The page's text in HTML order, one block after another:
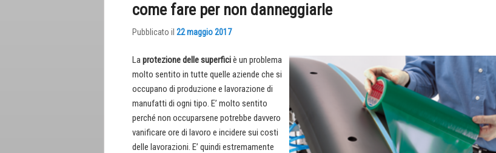
come fare per non danneggiarle
Pubblicato il 22 maggio 2017
La protezione delle superficiè un problema
molto sentito in tutte quelle aziende che si
occupano di produzione e lavorazione di
manufatti di ogni tipo. E’ molto sentito
perché non occuparsene potrebbe davvero
vanificare ore di lavoro e incidere sui costi
delle lavorazioni. E’ quindi estremamente